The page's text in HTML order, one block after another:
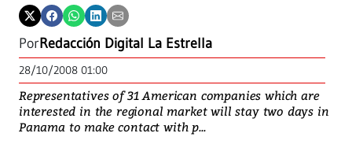
PorRedacción Digital La Estrella
28/10/2008 01:00
Representatives of 31 American companies which are
interested in the regional market will stay two days in
Panama to make contact with p...